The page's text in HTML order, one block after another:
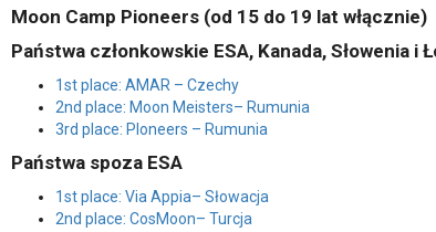
Moon Camp Pioneers (od 15 do 19 lat włącznie)
Państwa członkowskie ESA, Kanada, Słowenia i
1st place: AMAR – Czechy
2nd place: Moon Meisters– Rumunia
3rd place: PIoneers – Rumunia
Państwa spoza ESA
1st place: Via Appia– Słowacja
2nd place: CosMoon– Turcja